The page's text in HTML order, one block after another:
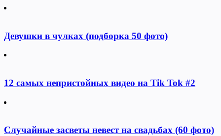
Девушки в чулках (подборка 50 фото)
12 самых непристойных видео на Tik Tok #2
Случайные засветы невест на свадьбах (60 фото)